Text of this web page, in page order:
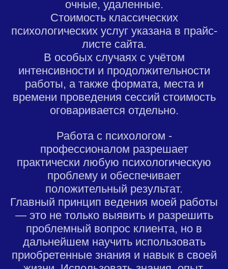
очные, удаленные.
Стоимость классических
психологических услуг указана в прайс-
листе сайта.
В особых случаях с учётом
интенсивности и продолжительности
работы, а также формата, места и
времени проведения сессий стоимость
оговаривается отдельно.
Работа с психологом -
профессионалом разрешает
практически любую психологическую
проблему и обеспечивает
положительный результат.
Главный принцип ведения моей работы
— это не только выявить и разрешить
проблемный вопрос клиента, но в
дальнейшем научить использовать
приобретенные знания и навык в своей